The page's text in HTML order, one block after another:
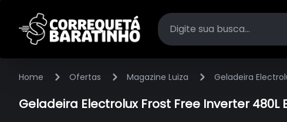
Home Ofertas Magazine Luiza Geladeira
Geladeira Electrolux Frost Free Inverter